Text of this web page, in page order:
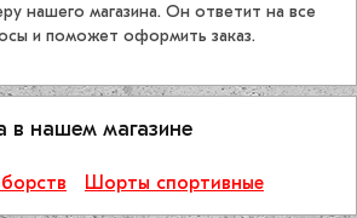
нашего магазина. Он ответит на все
и поможет оформить заказ.
в нашем магазине
Шорты спортивные